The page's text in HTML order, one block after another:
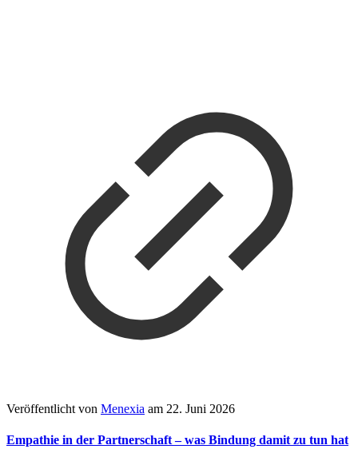
Veröffentlicht von Menexia am 22. Juni 2026
Empathie in der Partnerschaft – was Bindung damit zu tun hat